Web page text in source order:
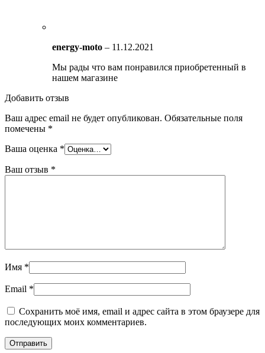
energy-moto – 11.12.2021
Мы рады что вам понравился приобретенный в
нашем магазине
Добавить отзыв
Ваш адрес email не будет опубликован. Обязательные поля
помечены *
Ваша оценка *
Ваш отзыв *
Имя *
Email *
Сохранить моё имя, email и адрес сайта в этом браузере для
последующих моих комментариев.